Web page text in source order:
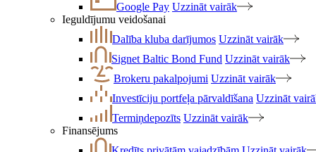
Google Pay Uzzināt vairāk
Ieguldījumu veidošanai
Dalība kluba darījumos Uzzināt vairāk
Signet Baltic Bond Fund Uzzināt vairāk
Brokeru pakalpojumi Uzzināt vairāk
Investīciju portfeļa pārvaldīšana Uzzināt
Termiņdepozīts Uzzināt vairāk
Finansējums